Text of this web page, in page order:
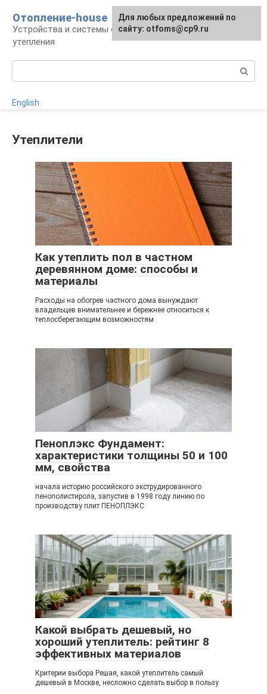
контенту
Отопление-house
Устройства и системы отопления, способы
утепления
English
Утеплители
Как утеплить пол в частном
деревянном доме: способы и
материалы
Расходы на обогрев частного дома вынуждают
владельцев внимательнее и бережнее относиться к
теплосберегающим возможностям
Пеноплэкс Фундамент:
характеристики толщины 50 и 100
мм, свойства
начала историю российского экструдированного
пенополистирола, запустив в 1998 году линию по
производству плит ПЕНОПЛЭКС
Какой выбрать дешевый, но
хороший утеплитель: рейтинг 8
эффективных материалов
Критерии выбора Решая, какой утеплитель самый
дешевый в Москве, несложно сделать выбор в пользу
Для любых предложений по
сайту: otfoms@cp9.ru